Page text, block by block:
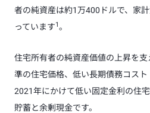
者の純資産は約1万400ドルで、家
っています1。
住宅所有者の純資産価値の上昇を
準の住宅価格、低い長期債務コス
2021年にかけて低い固定金利の住
貯蓄と余剰現金です。